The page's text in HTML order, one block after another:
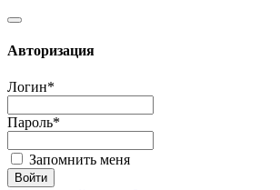
Авторизация
Логин*
Пароль*
Запомнить меня